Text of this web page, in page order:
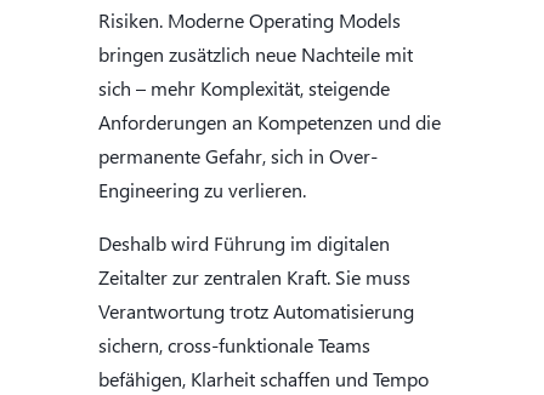
Risiken. Moderne Operating Models
bringen zusätzlich neue Nachteile mit
sich – mehr Komplexität, steigende
Anforderungen an Kompetenzen und die
permanente Gefahr, sich in Over-
Engineering zu verlieren.
Deshalb wird Führung im digitalen
Zeitalter zur zentralen Kraft. Sie muss
Verantwortung trotz Automatisierung
sichern, cross-funktionale Teams
befähigen, Klarheit schaffen und Tempo